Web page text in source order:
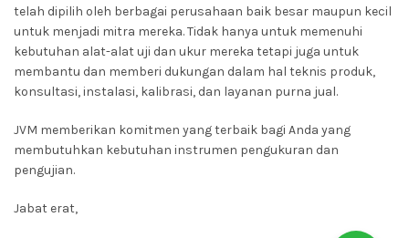
telah dipilih oleh berbagai perusahaan baik besar maupun kecil
untuk menjadi mitra mereka. Tidak hanya untuk memenuhi
kebutuhan alat-alat uji dan ukur mereka tetapi juga untuk
membantu dan memberi dukungan dalam hal teknis produk,
konsultasi, instalasi, kalibrasi, dan layanan purna jual.
JVM memberikan komitmen yang terbaik bagi Anda yang
membutuhkan kebutuhan instrumen pengukuran dan
pengujian.
Jabat erat,